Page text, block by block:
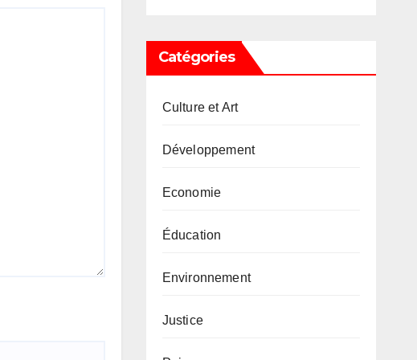
Catégories
Culture et Art
Développement
Economie
Éducation
Environnement
Justice